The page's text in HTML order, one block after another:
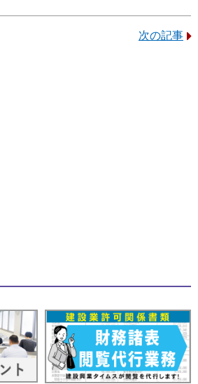
次の記事